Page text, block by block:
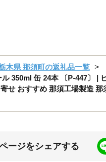
木県 那須町の返礼品一覧
350ml 缶 24本 〔P-447〕
せ おすすめ 那須工場製造
ージをシェアする